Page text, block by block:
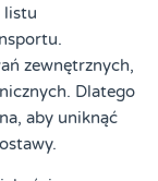
listu
zewnętrznych,
Dlatego
aby uniknąć